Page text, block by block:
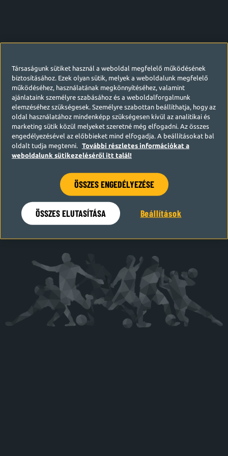
Hamarosan visszatérünk
Társaságunk sütiket használ a weboldal megfelelő működésének
biztosításához. Ezek olyan sütik, melyek a weboldalunk megfelelő
működéséhez, használatának megkönnyítéséhez, valamint
ajánlataink személyre szabásához és a weboldalforgalmunk
elemzéséhez szükségesek. Személyre szabottan beállíthatja, hogy az
oldal használatához mindenképp szükségesen kívül az analitikai és
marketing sütik közül melyeket szeretné még elfogadni. Az összes
engedélyezésével az előbbieket mind elfogadja. A beállításokat bal
oldalt tudja megtenni.
További részletes információkat a
weboldalunk sütikezeléséről itt talál!
ÖSSZES ENGEDÉLYEZÉSE
ÖSSZES ELUTASÍTÁSA Beállítások